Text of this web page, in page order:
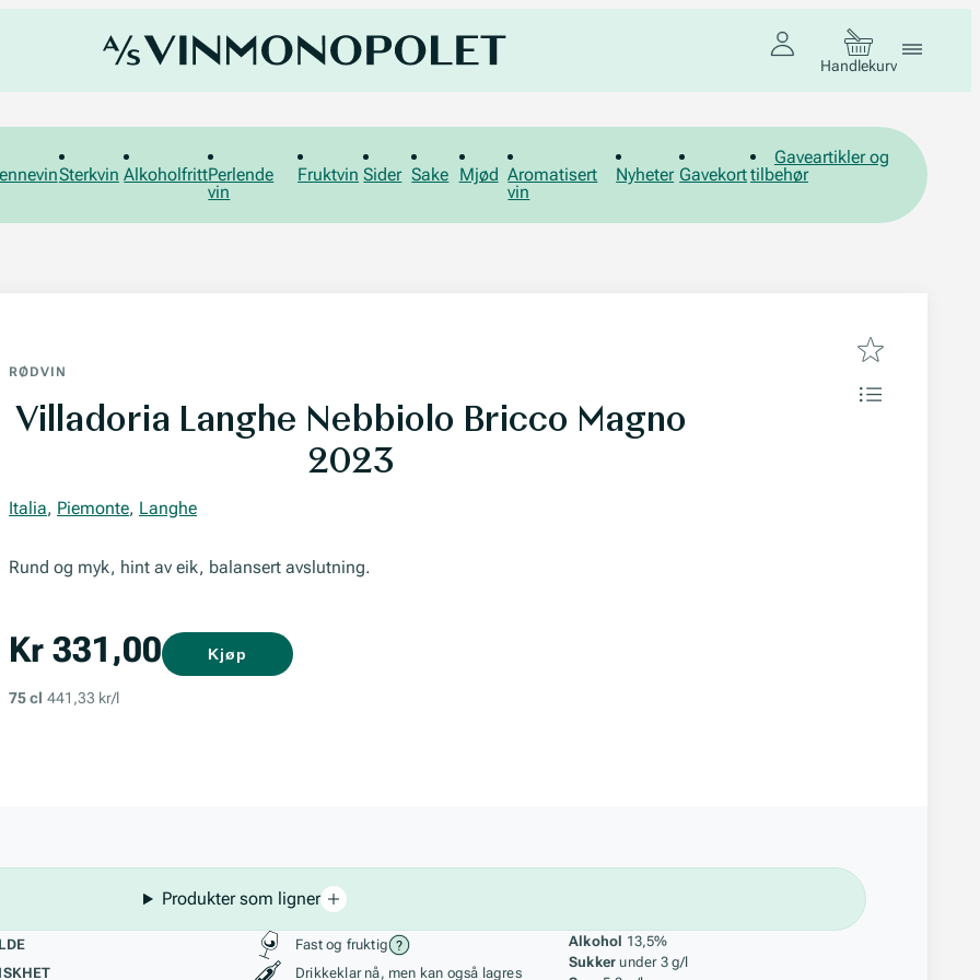
Handlekurv
Sterkvin AlkoholfrittPerlende
vin
Fruktvin Sider Sake Mjød Aromatisert
vin
Nyheter Gavekort
Gaveartikler og
tilbehør
RØDVIN
Villadoria Langhe Nebbiolo Bricco Magno
2023
Italia, Piemonte, Langhe
Rund og myk, hint av eik, balansert avslutning.
Kr 331,00
75 cl 441,33 kr/l
Kjøp
Produkter som ligner
Stil, lagring og råstoff
Fast og fruktig
Drikkeklar nå, men kan også lagres
Alkohol 13,5%
Sukker under 3 g/l